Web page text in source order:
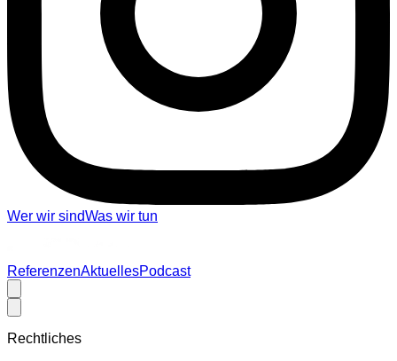
Wer wir sindWas wir tun
ReferenzenAktuellesPodcast
Rechtliches